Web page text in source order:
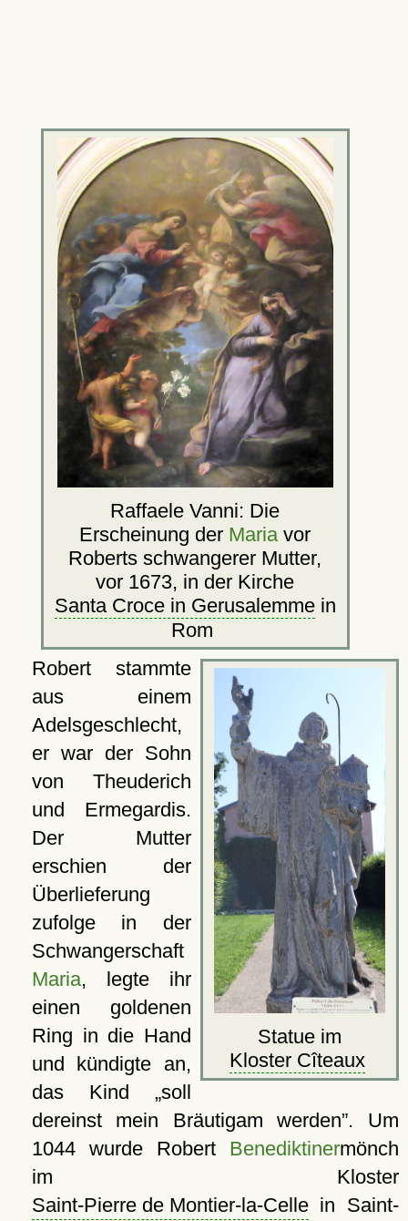
Raffaele Vanni: Die
Erscheinung der Maria vor
Roberts schwangerer Mutter,
vor 1673, in der Kirche
Santa Croce in Gerusalemmein
Rom
Statue im
Kloster Cîteaux
Robert stammte
aus einem
Adelsgeschlecht,
er war der Sohn
von Theuderich
und Ermegardis.
Der Mutter
erschien der
Überlieferung
zufolge in der
Schwangerschaft
Maria, legte ihr
einen goldenen
Ring in die Hand
und kündigte an,
das Kind
soll
dereinst mein Bräutigam werden . Um
1044 wurde Robert Benediktinermönch
im Kloster
Saint-Pierre de Montier-la-Cellein Saint-